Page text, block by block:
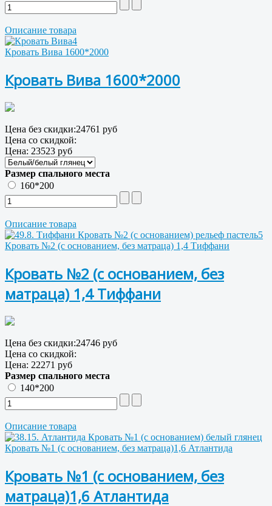
Описание товара
Кровать Вива 1600*2000
Кровать Вива 1600*2000
Цена без скидки:24761 руб
Цена со скидкой:
Цена: 23523 руб
Размер спального места
160*200
Описание товара
Кровать №2 (с основанием, без матраца) 1,4 Тиффани
Кровать №2 (с основанием, без
матраца) 1,4 Тиффани
Цена без скидки:24746 руб
Цена со скидкой:
Цена: 22271 руб
Размер спального места
140*200
Описание товара
Кровать №1 (с основанием, без матраца)1,6 Атлантида
Кровать №1 (с основанием, без
матраца)1,6 Атлантида